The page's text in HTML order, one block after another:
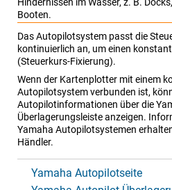
Hindernissen im Wasser, z. B.
Booten.
Das Autopilotsystem passt die
kontinuierlich an, um einen
(Steuerkurs-Fixierung).
Wenn der Kartenplotter mit einem
Autopilotsystem verbunden ist,
Autopilotinformationen über die
Überlagerungsleiste anzeigen.
Yamaha Autopilotsystemen
Händler.
Yamaha Autopilotseite